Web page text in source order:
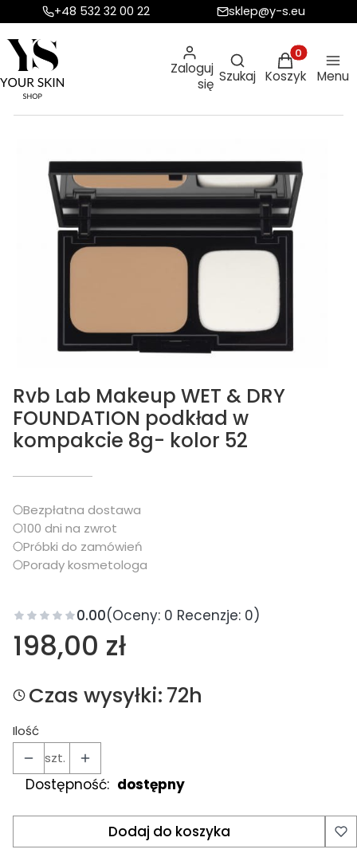
+48 532 32 00 22 sklep@y-s.eu
Zaloguj
się
Otwórz
Szukaj
Produkty w
Koszyk Menu
Rvb Lab Makeup WET & DRY
FOUNDATION podkład w
kompakcie 8g- kolor 52
Bezpłatna dostawa
100 dni na zwrot
Próbki do zamówień
Porady kosmetologa
0.00(Oceny: 0 Recenzje: 0)
Cena
198,00 zł
Czas wysyłki:72h
Ilość
szt.
Dostępność: dostępny
Dodaj do koszyka